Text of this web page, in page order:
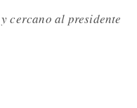
cercano al presidente